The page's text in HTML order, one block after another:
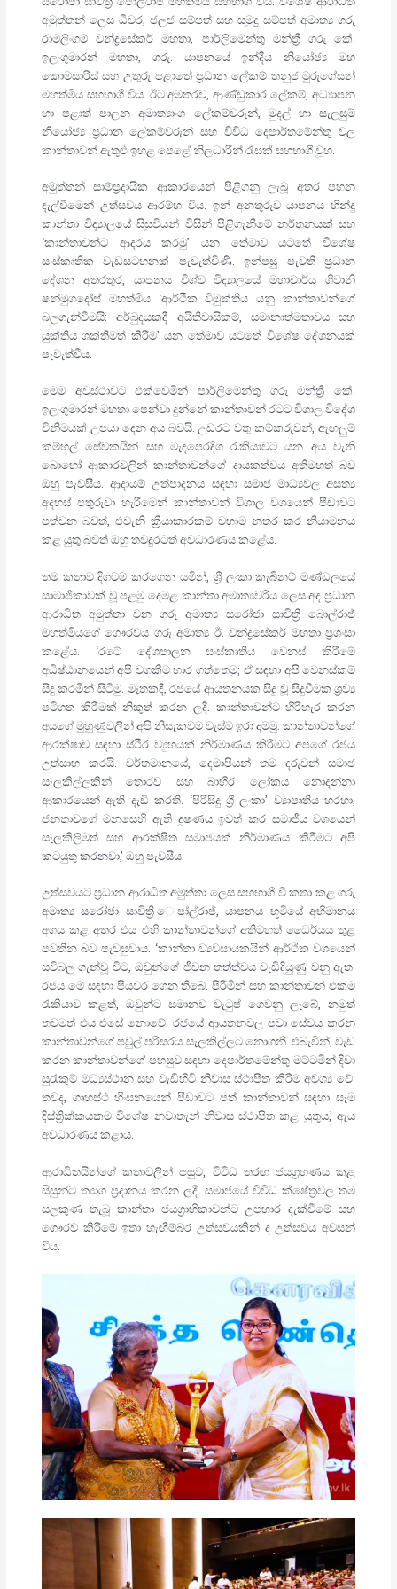
අමුත්තන් ලෙස ධීවර, ජලජ සම්පත් සහ සමුද්‍ර සම්පත් අමාත්‍ය ගරු
රාමලිංගම් චන්ද්‍රසේකර් මහතා, පාර්ලිමේන්තු මන්ත්‍රී ගරු කේ.
ඉලංගුමාරන් මහතා, ගරු. යාපනයේ ඉන්දීය නියෝජ්‍ය මහ
කොමසාරිස් සහ උතුරු පළාතේ ප්‍රධාන ලේකම් තනුජ මුරුගේසන්
මහත්මිය සහභාගී විය. ඊට අමතරව, ආණ්ඩුකාර ලේකම්, අධ්‍යාපන
හා පළාත් පාලන අමාත්‍යාංශ ලේකම්වරුන්, මුදල් හා සැලසුම්
නියෝජ්‍ය ප්‍රධාන ලේකම්වරුන් සහ විවිධ දෙපාර්තමේන්තු වල
කාන්තාවන් ඇතුළු ඉහළ පෙළේ නිලධාරීන් රැසක් සහභාගී වූහ.
අමුත්තන් සාම්ප්‍රදායික ආකාරයෙන් පිළිගනු ලැබූ අතර පහන
දැල්වීමෙන් උත්සවය ආරම්භ විය. ඉන් අනතුරුව යාපනය හින්දු
කාන්තා විද්‍යාලයේ සිසුවියන් විසින් පිළිගැනීමේ නර්තනයක් සහ
‘කාන්තාවන්ට ආදරය කරමු’ යන තේමාව යටතේ විශේෂ
සංස්කෘතික වැඩසටහනක් පැවැත්විණි. ඉන්පසු පැවති ප්‍රධාන
දේශන අතරතුර, යාපනය විශ්ව විද්‍යාලයේ මහාචාර්ය ශිවානි
ෂන්මුගදෝස් මහත්මිය ‘ආර්ථික විමුක්තිය යනු කාන්තාවන්ගේ
බලගැන්වීමයි: අර්බුදයකදී අයිතිවාසිකම්, සමානාත්මතාවය සහ
යුක්තිය ශක්තිමත් කිරීම’ යන තේමාව යටතේ විශේෂ දේශනයක්
පැවැත්වීය.
මෙම අවස්ථාවට එක්වෙමින් පාර්ලිමේන්තු ගරු මන්ත්‍රී කේ.
ඉලංගුමාරන් මහතා පෙන්වා දුන්නේ කාන්තාවන් රටට විශාල විදේශ
විනිමයක් උපයා දෙන අය බවයි. උඩරට වතු කම්කරුවන්, ඇඟලුම්
කම්හල් සේවකයින් සහ මැදපෙරදිග රැකියාවට යන අය වැනි
බොහෝ ආකාරවලින් කාන්තාවන්ගේ දායකත්වය අතිමහත් බව
ඔහු පැවසීය. ආදායම් උත්පාදනය සඳහා සමාජ මාධ්‍යවල අසත්‍ය
අදහස් පතුරුවා හැරීමෙන් කාන්තාවන් විශාල වශයෙන් පීඩාවට
පත්වන බවත්, එවැනි ක්‍රියාකාරකම් වහාම නතර කර නියාමනය
කළ යුතු බවත් ඔහු තවදුරටත් අවධාරණය කළේය.
තම කතාව දිගටම කරගෙන යමින්, ශ්‍රී ලංකා කැබිනට් මණ්ඩලයේ
සාමාජිකාවක් වූ පළමු දෙමළ කාන්තා අමාත්‍යවරිය ලෙස අද ප්‍රධාන
ආරාධිත අමුත්තා වන ගරු අමාත්‍ය සරෝජා සාවිත්‍රි බොල්රාජ්
මහත්මියගේ ගෞරවය ගරු අමාත්‍ය ඊ. චන්ද්‍රසේකර් මහතා ප්‍රශංසා
කළේය. ‘රටේ දේශපාලන සංස්කෘතිය වෙනස් කිරීමේ
අධිෂ්ඨානයෙන් අපි වගකීම භාර ගත්තෙමු; ඒ සඳහා අපි වෙනස්කම්
සිදු කරමින් සිටිමු. මෑතකදී, රජයේ ආයතනයක සිදු වූ සිදුවීමක ශ්‍රව්‍ය
පටිගත කිරීමක් නිකුත් කරන ලදී. කාන්තාවන්ට හිරිහැර කරන
අයගේ මුහුණුවලින් අපි නිසැකවම වැස්ම ඉරා දමමු. කාන්තාවන්ගේ
ආරක්ෂාව සඳහා ස්ථිර ව්‍යුහයක් නිර්මාණය කිරීමට අපගේ රජය
උත්සාහ කරයි. වර්තමානයේ, දෙමාපියන් තම දරුවන් සමාජ
සැලකිල්ලකින් තොරව සහ බාහිර ලෝකය නොදන්නා
ආකාරයෙන් ඇති දැඩි කරති. ‘පිරිසිදු ශ්‍රී ලංකා’ ව්‍යාපෘතිය හරහා,
ජනතාවගේ මනසෙහි ඇති දූෂණය ඉවත් කර සමාජීය වශයෙන්
සැලකිලිමත් සහ ආරක්ෂිත සමාජයක් නිර්මාණය කිරීමට අපි
කටයුතු කරනවා,’ ඔහු පැවසීය.
උත්සවයට ප්‍රධාන ආරාධිත අමුත්තා ලෙස සහභාගී වී කතා කළ ගරු
අමාත්‍ය සරෝජා සාවිත්‍රි ෙපා්ල්රාජ්, යාපනය භූමියේ අභිමානය
අගය කළ අතර එය එහි කාන්තාවන්ගේ අතිමහත් ධෛර්යය තුළ
පවතින බව පැවසුවාය. ‘කාන්තා ව්‍යවසායකයින් ආර්ථික වශයෙන්
සවිබල ගැන්වූ විට, ඔවුන්ගේ ජීවන තත්ත්වය වැඩිදියුණු වනු ඇත.
රජය මේ සඳහා පියවර ගෙන තිබේ. පිරිමින් සහ කාන්තාවන් එකම
රැකියාව කළත්, ඔවුන්ට සමානව වැටුප් ගෙවනු ලැබේ, නමුත්
තවමත් එය එසේ නොවේ. රජයේ ආයතනවල පවා සේවය කරන
කාන්තාවන්ගේ පවුල් පරිසරය සැලකිල්ලට නොගනී. එබැවින්, වැඩ
කරන කාන්තාවන්ගේ පහසුව සඳහා දෙපාර්තමේන්තු මට්ටමින් දිවා
සුරැකුම් මධ්‍යස්ථාන සහ වැඩිහිටි නිවාස ස්ථාපිත කිරීම අවශ්‍ය වේ.
තවද, ගෘහස්ථ හිංසනයෙන් පීඩාවට පත් කාන්තාවන් සඳහා සෑම
දිස්ත්‍රික්කයකම විශේෂ නවාතැන් නිවාස ස්ථාපිත කළ යුතුය,’ ඇය
අවධාරණය කළාය.
ආරාධිතයින්ගේ කතාවලින් පසුව, විවිධ තරඟ ජයග්‍රහණය කළ
සිසුන්ට ත්‍යාග ප්‍රදානය කරන ලදී. සමාජයේ විවිධ ක්ෂේත්‍රවල තම
සලකුණ තැබූ කාන්තා ජයග්‍රාහිකාවන්ට උපහාර දැක්වීමේ සහ
ගෞරව කිරීමේ ඉතා හැඟීම්බර උත්සවයකින් ද උත්සවය අවසන්
විය.